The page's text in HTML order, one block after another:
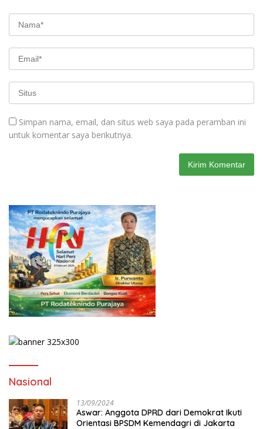
Simpan nama, email, dan situs web saya pada peramban ini
untuk komentar saya berikutnya.
Nasional
13/09/2024
Aswar: Anggota DPRD dari Demokrat Ikuti
Orientasi BPSDM Kemendagri di Jakarta